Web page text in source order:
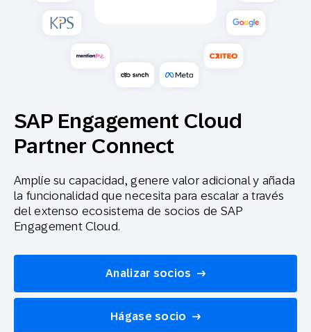
SAP Engagement Cloud
Partner Connect
Amplíe su capacidad, genere valor adicional y añada
la funcionalidad que necesita para escalar a través
del extenso ecosistema de socios de SAP
Engagement Cloud.
Analizar socios
Hágase socio